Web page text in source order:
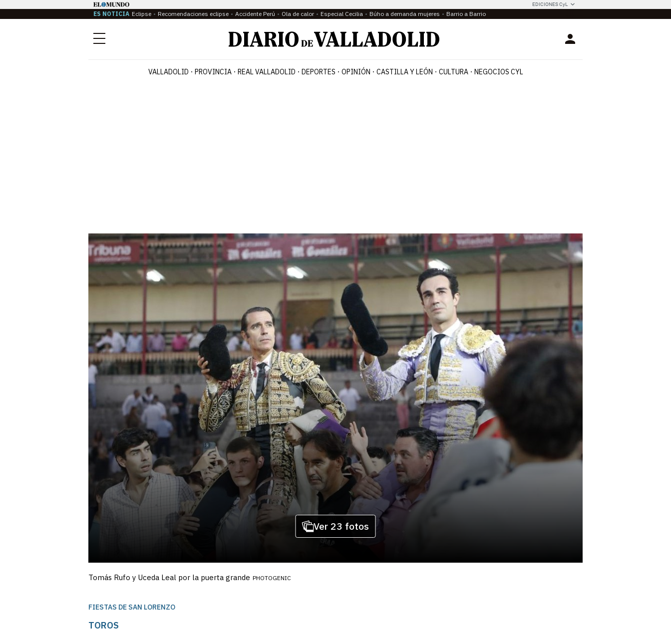
EDICIONES CyL
ES NOTICIA Eclipse Recomendaciones eclipse Accidente Perú Ola de calor Especial Cecilia Búho a demanda mujeres Barrio a Barrio
Menú Login
VALLADOLID PROVINCIA REAL VALLADOLID DEPORTES OPINIÓN CASTILLA Y LEÓN CULTURA NEGOCIOS CYL
Ver 23 fotos
Tomás Rufo y Uceda Leal por la puerta grande PHOTOGENIC
FIESTAS DE SAN LORENZO
TOROS